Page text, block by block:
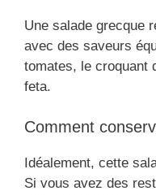
Une salade grecque
avec des saveurs
tomates, le croquant
feta.
Comment
Idéalement, cette
Si vous avez des